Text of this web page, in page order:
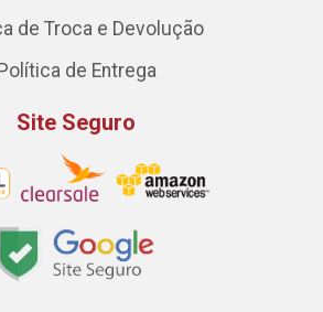
de Troca e Devolução
Política de Entrega
Site Seguro